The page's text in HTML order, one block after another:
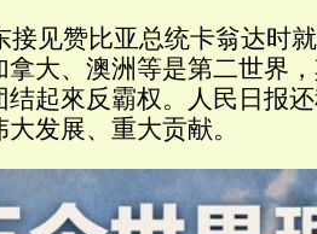
接见赞比亚总统卡翁达时
拿大、澳洲等是第二世界
起來反霸权。人民日报
发展、重大贡献。